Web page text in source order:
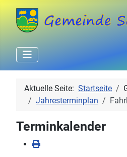
Aktuelle Seite: Startseite
Jahresterminplan
Terminkalender